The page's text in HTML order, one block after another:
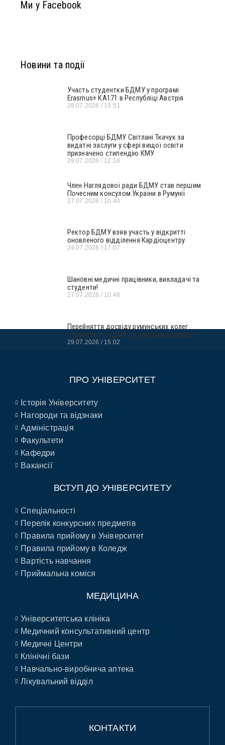
Ми у Facebook
Новини та події
Участь студентки БДМУ у програмі
Erasmus+ KA171 в Республіці Австрія
28.07.2026 15:51
Професорці БДМУ Світлані Ткачук за
видатні заслуги у сфері вищої освіти
призначено стипендію КМУ
29.07.2026 12:18
Член Наглядової ради БДМУ став першим
Почесним консулом України в Румунії
27.07.2026 10:40
Ректор БДМУ взяв участь у відкритті
оновленого відділення Кардіоцентру
24.07.2026 17:07
Шановні медичні працівники, викладачі та
студенти!
27.07.2026 10:48
Перейняття досвіду румунських колег
студенткою БДМУ по програмі Erasmus+
29.07.2026 15:02
ПРО УНІВЕРСИТЕТ
Історія Університету
Нагороди та відзнаки
Адміністрація
Факультети
Кафедри
Вакансії
ВСТУП ДО УНІВЕРСИТЕТУ
Спеціальності
Перелік конкурсних предметів
Правила прийому в Університет
Правила прийому в Коледж
Вартість навчання
Приймальна коміся
МЕДИЦИНА
Університетська клініка
Медичний консультативний центр
Медичні Центри
Клінічні бази
Навчально-виробнича аптека
Лікувальний відділ
КОНТАКТИ